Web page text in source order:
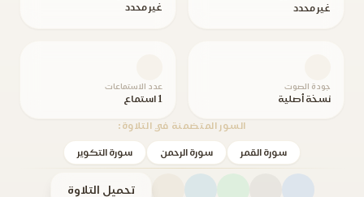
غير محدد غير محدد
جودة الصوت
نسخة أصلية
عدد الاستماعات
1 استماع
السور المتضمنة في التلاوة:
سورة القمر سورة الرحمن سورة التكوير
تحميل التلاوة